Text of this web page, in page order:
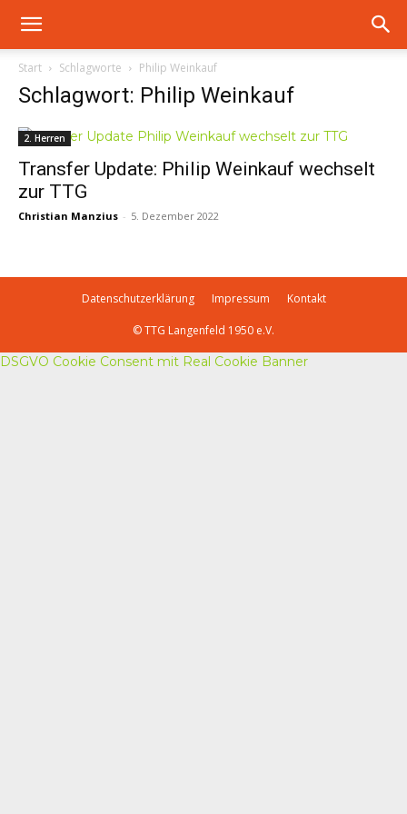
Start Schlagworte Philip Weinkauf
Schlagwort: Philip Weinkauf
2. Herren
Transfer Update: Philip Weinkauf wechselt
zur TTG
Christian Manzius - 5. Dezember 2022
Datenschutzerklärung Impressum Kontakt
© TTG Langenfeld 1950 e.V.
DSGVO Cookie Consent mit Real Cookie Banner